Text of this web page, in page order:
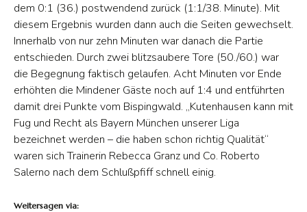
dem 0:1 (36.) postwendend zurück (1:1/38. Minute). Mit
diesem Ergebnis wurden dann auch die Seiten gewechselt.
Innerhalb von nur zehn Minuten war danach die Partie
entschieden. Durch zwei blitzsaubere Tore (50./60.) war
die Begegnung faktisch gelaufen. Acht Minuten vor Ende
erhöhten die Mindener Gäste noch auf 1:4 und entführten
damit drei Punkte vom Bispingwald. „Kutenhausen kann mit
Fug und Recht als Bayern München unserer Liga
bezeichnet werden – die haben schon richtig Qualität“
waren sich Trainerin Rebecca Granz und Co. Roberto
Salerno nach dem Schlußpfiff schnell einig.
Weitersagen via: